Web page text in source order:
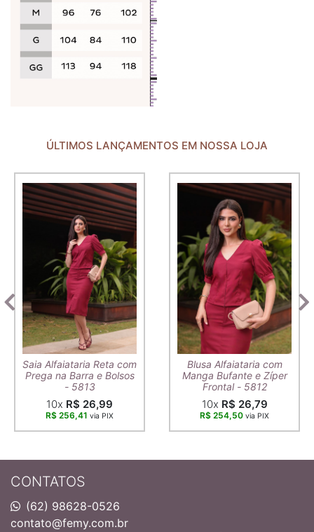
ÚLTIMOS LANÇAMENTOS EM NOSSA LOJA
Saia Alfaiataria Reta com
Prega na Barra e Bolsos
- 5813
10x R$ 26,99
R$ 256,41 via PIX
Blusa Alfaiataria com
Manga Bufante e Zíper
Frontal - 5812
10x R$ 26,79
R$ 254,50 via PIX
CONTATOS
(62) 98628-0526
contato@femy.com.br